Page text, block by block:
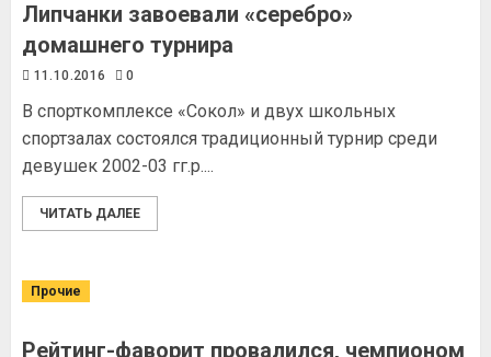
Липчанки завоевали «серебро»
домашнего турнира
11.10.2016 0
В спорткомплексе «Сокол» и двух школьных
спортзалах состоялся традиционный турнир среди
девушек 2002-03 гг.р....
ЧИТАТЬ ДАЛЕЕ
Прочие
Рейтинг-фаворит провалился, чемпионом